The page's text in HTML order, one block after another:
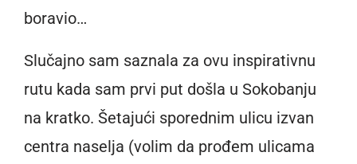
boravio…
Slučajno sam saznala za ovu inspirativnu
rutu kada sam prvi put došla u Sokobanju
na kratko. Šetajući sporednim ulicu izvan
centra naselja (volim da prođem ulicama